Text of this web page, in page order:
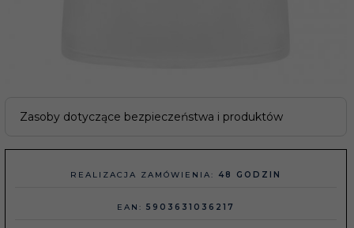
Zasoby dotyczące bezpieczeństwa i produktów
REALIZACJA ZAMÓWIENIA: 48 GODZIN
EAN: 5903631036217